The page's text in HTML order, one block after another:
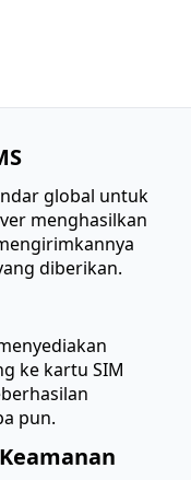
global untuk
menghasilkan
diberikan.
ke kartu SIM
pun.